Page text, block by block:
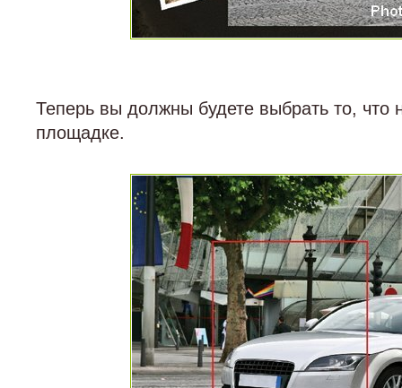
Теперь вы должны будете выбрать то, что
площадке.